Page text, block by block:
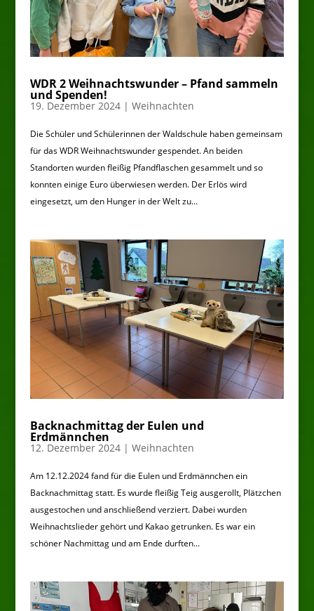
WDR 2 Weihnachtswunder – Pfand sammeln
und Spenden!
19. Dezember 2024| Weihnachten
Die Schüler und Schülerinnen der Waldschule haben gemeinsam
für das WDR Weihnachtswunder gespendet. An beiden
Standorten wurden fleißig Pfandflaschen gesammelt und so
konnten einige Euro überwiesen werden. Der Erlös wird
eingesetzt, um den Hunger in der Welt zu...
Backnachmittag der Eulen und
Erdmännchen
12. Dezember 2024| Weihnachten
Am 12.12.2024 fand für die Eulen und Erdmännchen ein
Backnachmittag statt. Es wurde fleißig Teig ausgerollt, Plätzchen
ausgestochen und anschließend verziert. Dabei wurden
Weihnachtslieder gehört und Kakao getrunken. Es war ein
schöner Nachmittag und am Ende durften...